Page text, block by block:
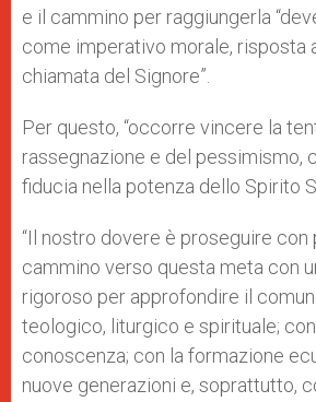
e il cammino per raggiungerla
come imperativo morale, risposta
chiamata del Signore”.
Per questo, “occorre vincere la
rassegnazione e del pessimismo,
fiducia nella potenza dello Spirito
“Il nostro dovere è proseguire con
cammino verso questa meta con
rigoroso per approfondire il
teologico, liturgico e spirituale;
conoscenza; con la formazione
nuove generazioni e, soprattutto,